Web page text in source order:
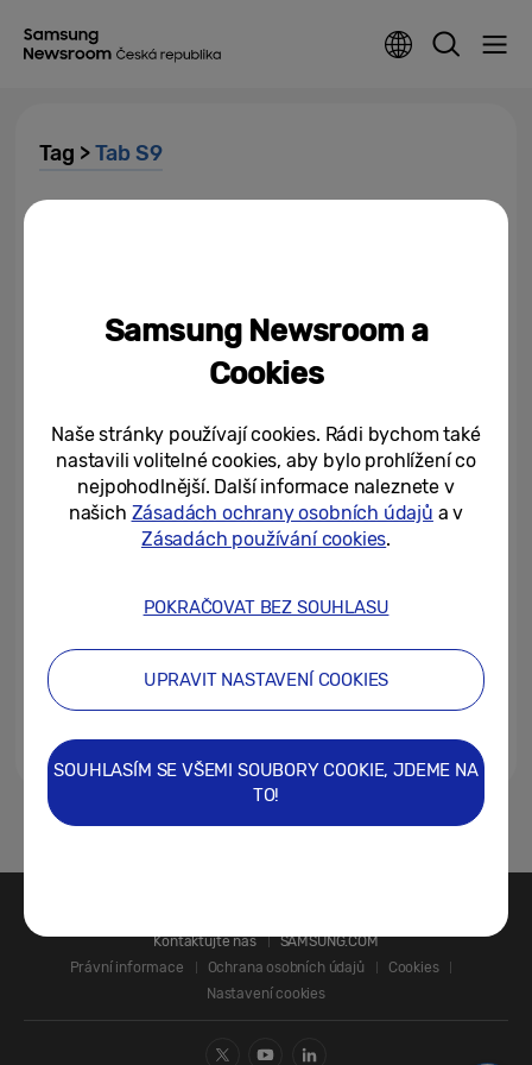
Tag >Tab S9
Galaxie výhodných nákupů
čeká v listopadovém Black
14/11/2023
Modely Samsung Galaxy S23
FE, Galaxy Tab S9 FE a Galaxy
Buds FE nabídnou špičkové...
proti vodě a prachu podle...
1
Kontaktujte nás
SAMSUNG.COM
Právní informace
Ochrana osobních údajů
Cookies
Nastavení cookies
Samsung Newsroom a
Cookies
Naše stránky používají cookies. Rádi bychom také
nastavili volitelné cookies, aby bylo prohlížení co
nejpohodlnější. Další informace naleznete v
našich Zásadách ochrany osobních údajů a v
Zásadách používání cookies.
POKRAČOVAT BEZ SOUHLASU
UPRAVIT NASTAVENÍ COOKIES
SOUHLASÍM SE VŠEMI SOUBORY COOKIE, JDEME NA
TO!